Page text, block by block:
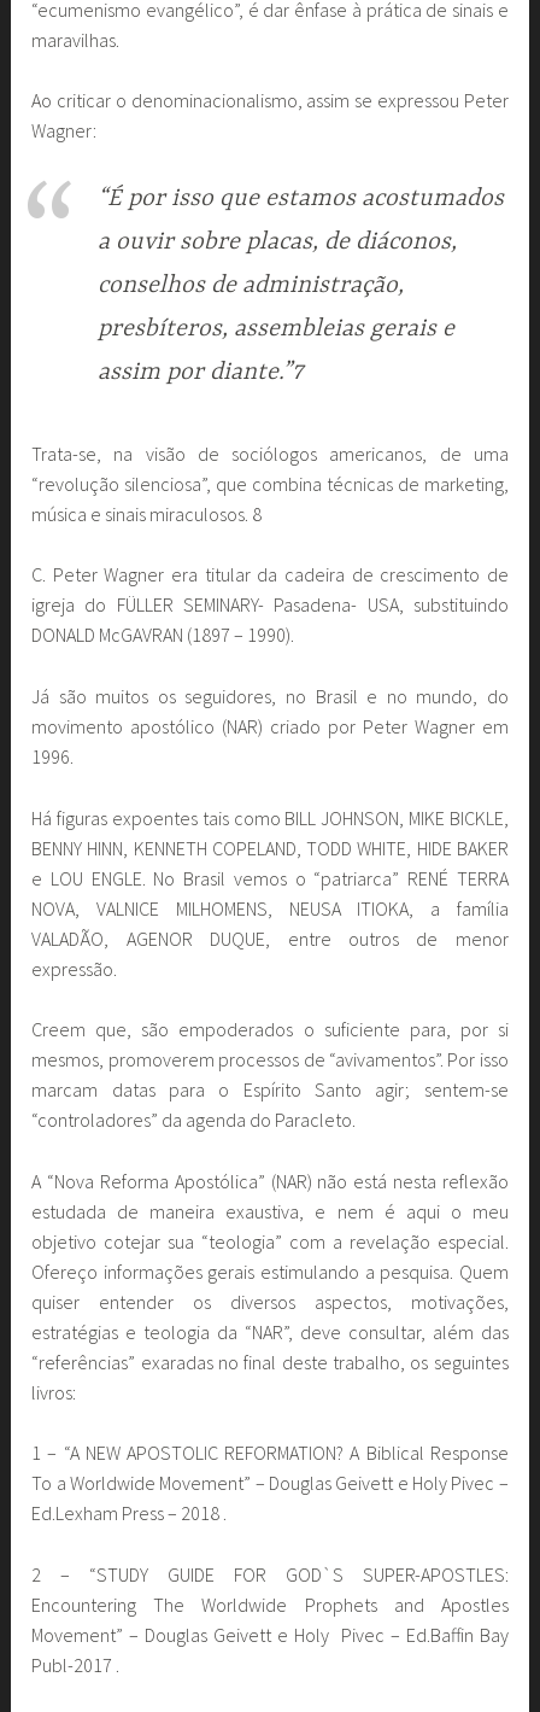
“ecumenismo evangélico”, é dar ênfase à prática de sinais e
maravilhas.
Ao criticar o denominacionalismo, assim se expressou Peter
Wagner:
“É por isso que estamos acostumados
a ouvir sobre placas, de diáconos,
conselhos de administração,
presbíteros, assembleias gerais e
assim por diante.”7
Trata-se, na visão de sociólogos americanos, de uma
“revolução silenciosa”, que combina técnicas de marketing,
música e sinais miraculosos. 8
C. Peter Wagner era titular da cadeira de crescimento de
igreja do FÜLLER SEMINARY- Pasadena- USA, substituindo
DONALD McGAVRAN (1897 – 1990).
Já são muitos os seguidores, no Brasil e no mundo, do
movimento apostólico (NAR) criado por Peter Wagner em
1996.
Há figuras expoentes tais como BILL JOHNSON, MIKE BICKLE,
BENNY HINN, KENNETH COPELAND, TODD WHITE, HIDE BAKER
e LOU ENGLE. No Brasil vemos o “patriarca” RENÉ TERRA
NOVA, VALNICE MILHOMENS, NEUSA ITIOKA, a família
VALADÃO, AGENOR DUQUE, entre outros de menor
expressão.
Creem que, são empoderados o suficiente para, por si
mesmos, promoverem processos de “avivamentos”. Por isso
marcam datas para o Espírito Santo agir; sentem-se
“controladores” da agenda do Paracleto.
A “Nova Reforma Apostólica” (NAR) não está nesta reflexão
estudada de maneira exaustiva, e nem é aqui o meu
objetivo cotejar sua “teologia” com a revelação especial.
Ofereço informações gerais estimulando a pesquisa. Quem
quiser entender os diversos aspectos, motivações,
estratégias e teologia da “NAR”, deve consultar, além das
“referências” exaradas no final deste trabalho, os seguintes
livros:
1 – “A NEW APOSTOLIC REFORMATION? A Biblical Response
To a Worldwide Movement” – Douglas Geivett e Holy Pivec –
Ed.Lexham Press – 2018 .
2 – “STUDY GUIDE FOR GOD`S SUPER-APOSTLES:
Encountering The Worldwide Prophets and Apostles
Movement” – Douglas Geivett e Holy Pivec – Ed.Baffin Bay
Publ-2017 .